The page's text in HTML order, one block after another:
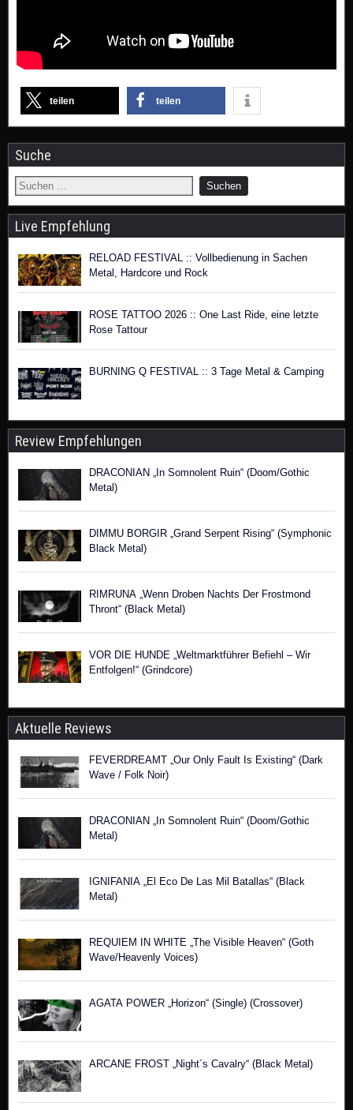
teilen teilen
Suche
Live Empfehlung
RELOAD FESTIVAL :: Vollbedienung in Sachen
Metal, Hardcore und Rock
ROSE TATTOO 2026 :: One Last Ride, eine letzte
Rose Tattour
BURNING Q FESTIVAL :: 3 Tage Metal & Camping
Review Empfehlungen
DRACONIAN „In Somnolent Ruin“ (Doom/Gothic
Metal)
DIMMU BORGIR „Grand Serpent Rising“ (Symphonic
Black Metal)
RIMRUNA „Wenn Droben Nachts Der Frostmond
Thront“ (Black Metal)
VOR DIE HUNDE „Weltmarktführer Befiehl – Wir
Entfolgen!“ (Grindcore)
Aktuelle Reviews
FEVERDREAMT „Our Only Fault Is Existing“ (Dark
Wave / Folk Noir)
DRACONIAN „In Somnolent Ruin“ (Doom/Gothic
Metal)
IGNIFANIA „El Eco De Las Mil Batallas“ (Black
Metal)
REQUIEM IN WHITE „The Visible Heaven“ (Goth
Wave/Heavenly Voices)
AGATA POWER „Horizon“ (Single) (Crossover)
ARCANE FROST „Night´s Cavalry“ (Black Metal)